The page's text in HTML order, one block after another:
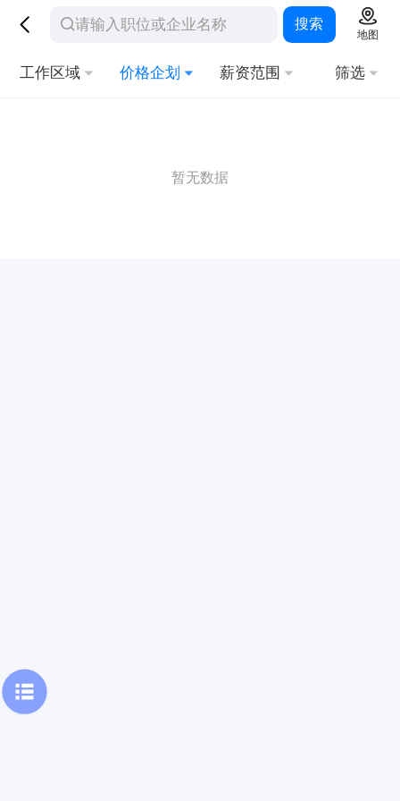
搜索
地图
工作区域 价格企划 薪资范围 筛选
暂无数据